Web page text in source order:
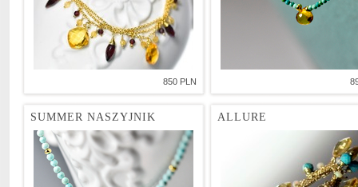
850 PLN
SUMMER NASZYJNIK ALLURE